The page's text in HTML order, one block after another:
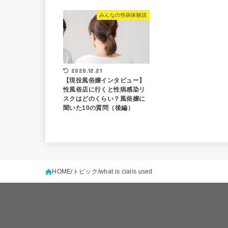
みんなの性病体験談
2020.12.21
【現役風俗嬢インタビュー】
性風俗店に行くと性病感染リ
スクはどのくらい？風俗嬢に
聞いた10の質問（後編）
HOME トピック what is cialis used